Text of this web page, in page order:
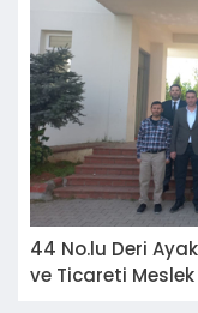
44 No.lu Deri
ve Ticareti